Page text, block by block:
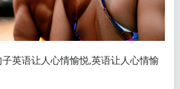
英语让人心情愉悦,英语让人心情愉